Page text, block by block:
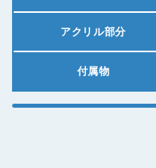
アクリル部分
付属物